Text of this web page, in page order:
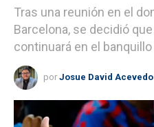
Tras una reunión en el
Barcelona, se decidió
continuará en el
por Josue David